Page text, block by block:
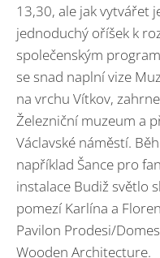
13,30, ale jak vytvářet
jednoduchý oříšek k
společenským
se snad naplní vize
na vrchu Vítkov,
Železniční muzeum a
Václavské náměstí.
například Šance pro
instalace Budiž světlo
pomezí Karlína a
Pavilon Prodesi/
Wooden Architecture.